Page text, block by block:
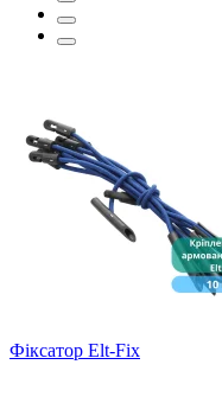
Фіксатор Elt-Fix